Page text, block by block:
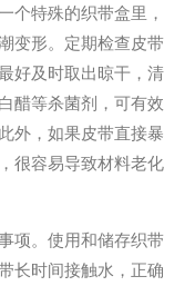
个特殊的织带盒里，
变形。定期检查皮带
好及时取出晾干，清
醋等杀菌剂，可有效
外，如果皮带直接暴
很容易导致材料老化
项。使用和储存织带
长时间接触水，正确